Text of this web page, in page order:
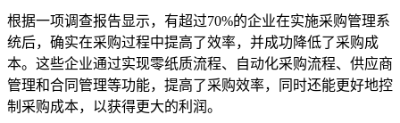
根据一项调查报告显示，有超过70%的企业在实施采购管理系
统后，确实在采购过程中提高了效率，并成功降低了采购成
本。这些企业通过实现零纸质流程、自动化采购流程、供应商
管理和合同管理等功能，提高了采购效率，同时还能更好地控
制采购成本，以获得更大的利润。